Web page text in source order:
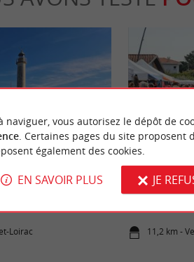
d’un monument
Loirac
Le top 5 de
11,2 km -
Familiale
naviguer, vous autorisez le dépôt de
. Certaines pages du site proposent
également des cookies.
EN SAVOIR PLUS JE